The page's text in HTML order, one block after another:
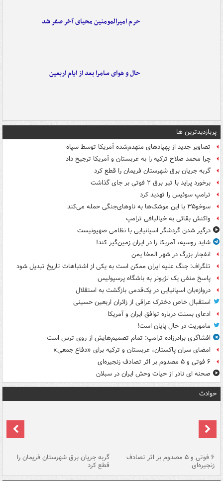
حرم امیرالمومنین محیای آخر صفر شد
حال و هوای سامرا بعد از ایام اربعین
پربازدیدترین ها
تصاویر جدید از پهپادهای منهدم‌شده آمریکا توسط سپاه
چرا محمد صلاح ترکیه را به عربستان و آمریکا ترجیح داد
گربه جریان برق شهرستان فریمان را قطع کرد
برخورد پراید با تیر برق ۲ فوتی بر جای گذاشت
ترامپ سوئیس را تهدید کرد
سوخو۳۵ با این موشک‌ها به ناوهای‌جنگی حمله می‌کند
واکنش بقائی به خیالبافی ترامپ
درگیر شدن گردشگر اسپانیایی با نظامی صهیونیست
شاید روسیه، آمریکا را در ایران زمین‌گیر کند!
انفجار بزرگ در شهر المخا یمن
تلگراف: جنگ علیه ایران ممکن است به یکی از اشتباهات تاریخ تبدیل شود
پاسخ منفی یک لژیونر به باشگاه پرسپولیس
دروازه‌بان اسپانیایی در یک‌قدمی بازگشت به استقلال
استقبال خاص دخترک عراقی از زائران اربعین حسینی
ادعای بسنت درباره توافق ایران و آمریکا
ماموریت در حال پایان است!
افشاگری برادرزاده ترامپ: تمام تصمیم‌هایش از روی ترس است
امضای سران پاکستان، عربستان و ترکیه برای «دفاع جمعی»
۶ فوتی و ۵ مصدوم بر اثر تصادف زنجیره‌ای
صحنه ای نادر از حیات وحش ایران در سبلان
حوادث
۶ فوتی و ۵ مصدوم بر اثر تصادف
زنجیره‌ای
گربه جریان برق شهرستان فریمان را
قطع کرد